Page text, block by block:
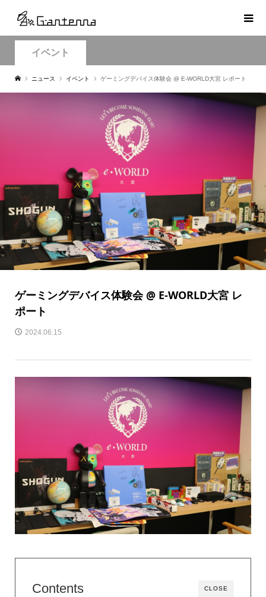
イベント
ニュース イベント ゲーミングデバイス体験会 @ E-WORLD大宮 レポート
ゲーミングデバイス体験会 @ E-WORLD大宮 レ
ポート
2024.06.15
CLOSE
Contents